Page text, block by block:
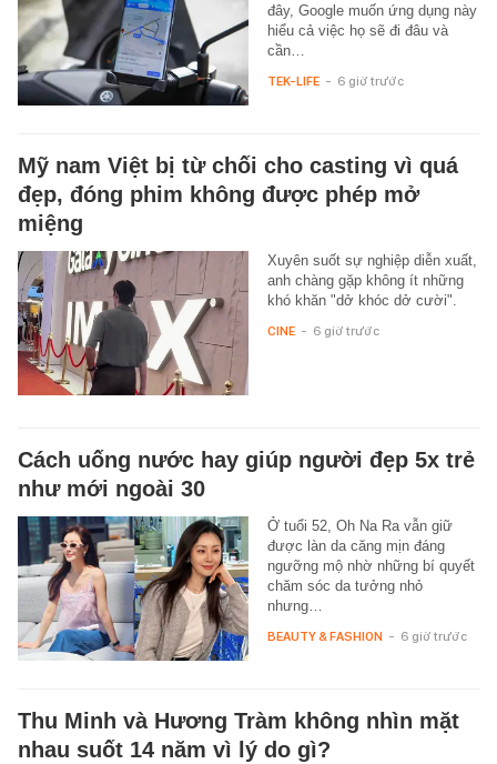
đây, Google muốn ứng dụng này
hiểu cả việc họ sẽ đi đâu và
cần…
TEK-LIFE - 6 giờ trước
Mỹ nam Việt bị từ chối cho casting vì quá
đẹp, đóng phim không được phép mở
miệng
Xuyên suốt sự nghiệp diễn xuất,
anh chàng gặp không ít những
khó khăn "dở khóc dở cười".
CINE - 6 giờ trước
Cách uống nước hay giúp người đẹp 5x trẻ
như mới ngoài 30
Ở tuổi 52, Oh Na Ra vẫn giữ
được làn da căng mịn đáng
ngưỡng mộ nhờ những bí quyết
chăm sóc da tưởng nhỏ
nhưng…
BEAUTY & FASHION - 6 giờ trước
Thu Minh và Hương Tràm không nhìn mặt
nhau suốt 14 năm vì lý do gì?